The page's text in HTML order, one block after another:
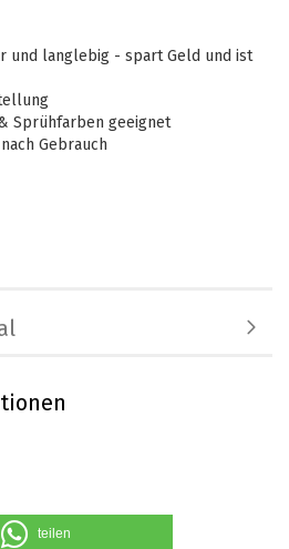
und langlebig - spart Geld und ist
Sprühfarben geeignet
Gebrauch
teilen